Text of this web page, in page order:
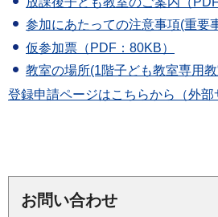
参加にあたっての注意事項(重要
仮参加票（PDF：80KB）
教室の場所(1階子ども教室専用
登録申請ページはこちらから（外部
お問い合わせ